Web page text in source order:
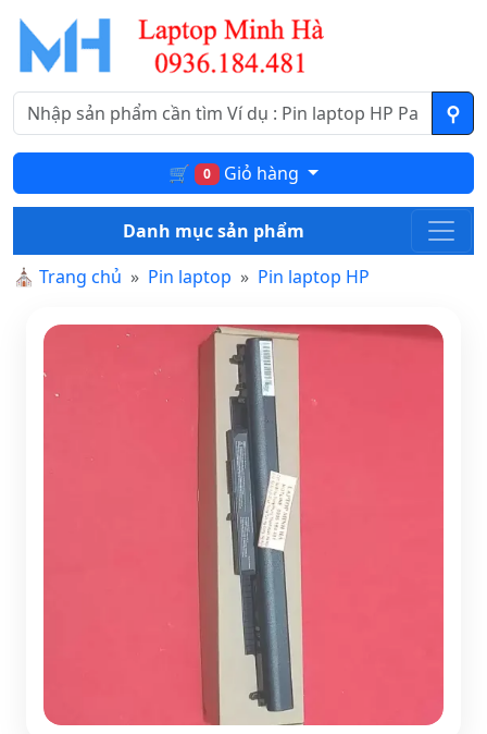
🛒 0 Giỏ hàng
Danh mục sản phẩm
⛪ Trang chủ Pin laptop Pin laptop HP